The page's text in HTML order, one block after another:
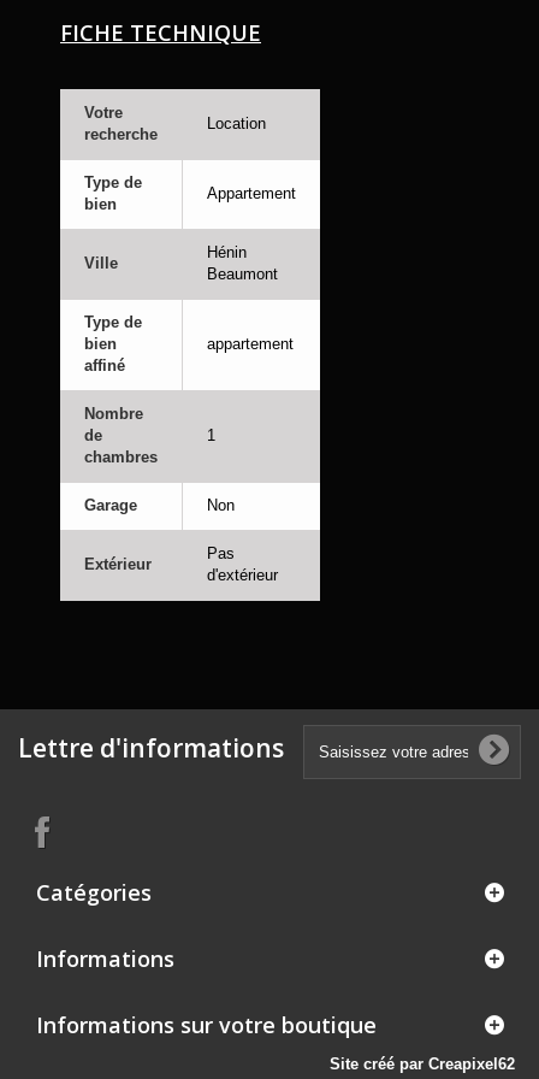
FICHE TECHNIQUE
Votre
recherche
Location
Type de
bien
Appartement
Ville
Hénin
Beaumont
Type de
bien
affiné
appartement
Nombre
de
chambres
1
Garage Non
Extérieur
Pas
d'extérieur
Lettre d'informations
Catégories
Informations
Informations sur votre boutique
Site créé par Creapixel62